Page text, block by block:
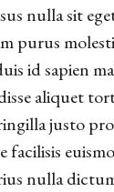
nulla sit
purus
id sapien
aliquet
justo
nulla